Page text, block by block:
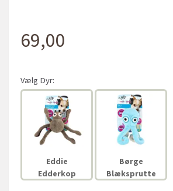
69,00
Vælg Dyr:
Eddie
Edderkop
Børge
Blæksprutte